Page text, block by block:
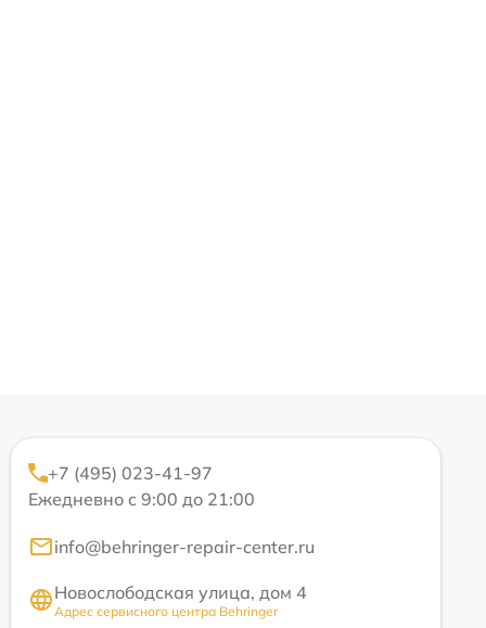
+7 (495) 023-41-97
Ежедневно с 9:00 до 21:00
info@behringer-repair-center.ru
Новослободская улица, дом 4
Адрес сервисного центра Behringer